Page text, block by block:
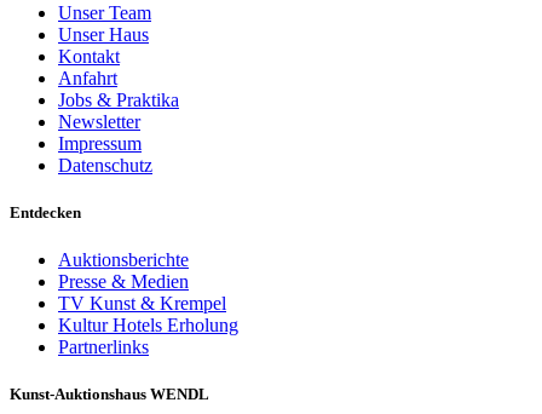
Unser Team
Unser Haus
Kontakt
Anfahrt
Jobs & Praktika
Newsletter
Impressum
Datenschutz
Entdecken
Auktionsberichte
Presse & Medien
TV Kunst & Krempel
Kultur Hotels Erholung
Partnerlinks
Kunst-Auktionshaus WENDL